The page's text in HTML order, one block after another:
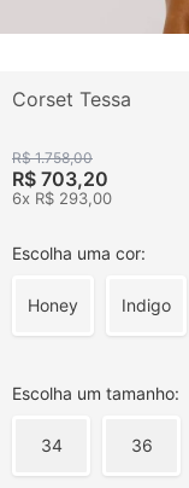
Corset Tessa
R$ 1.758,00
R$ 703,20
6x R$ 293,00
Escolha uma cor:
Honey Indigo
Escolha um tamanho:
34 36